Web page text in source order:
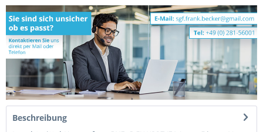
Beschreibung